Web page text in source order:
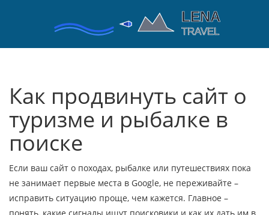
Как продвинуть сайт о
туризме и рыбалке в
поиске
Если ваш сайт о походах, рыбалке или путешествиях пока
не занимает первые места в Google, не переживайте –
исправить ситуацию проще, чем кажется. Главное –